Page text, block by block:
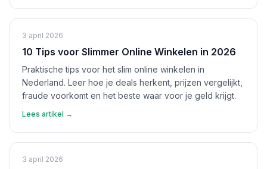
3 april 2026
10 Tips voor Slimmer Online Winkelen in 2026
Praktische tips voor het slim online winkelen in
Nederland. Leer hoe je deals herkent, prijzen vergelijkt,
fraude voorkomt en het beste waar voor je geld krijgt.
Lees artikel →
3 april 2026